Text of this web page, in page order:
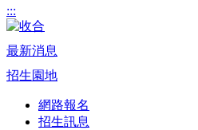
:::
最新消息
招生園地
網路報名
招生訊息